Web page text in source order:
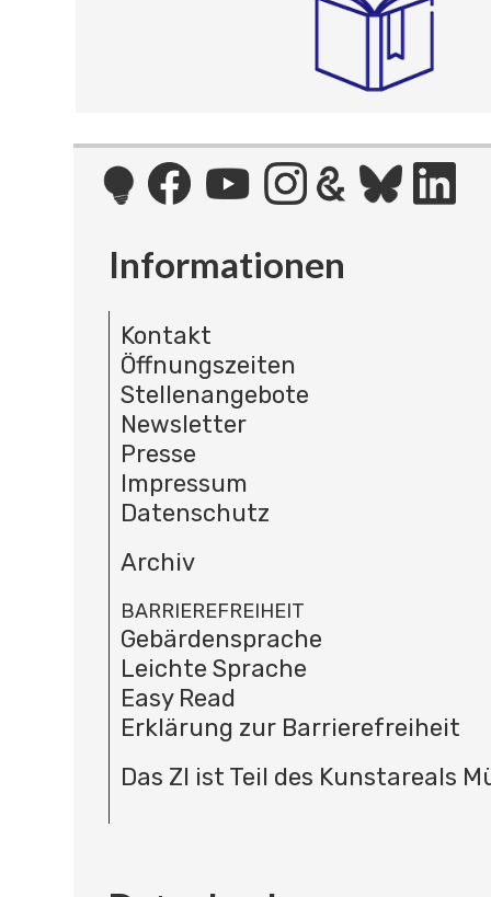
Informationen
Kontakt
Öffnungszeiten
Stellenangebote
Newsletter
Presse
Impressum
Datenschutz
Archiv
BARRIEREFREIHEIT
Gebärdensprache
Leichte Sprache
Easy Read
Erklärung zur Barrierefreiheit
Das ZI ist Teil des Kunstareals